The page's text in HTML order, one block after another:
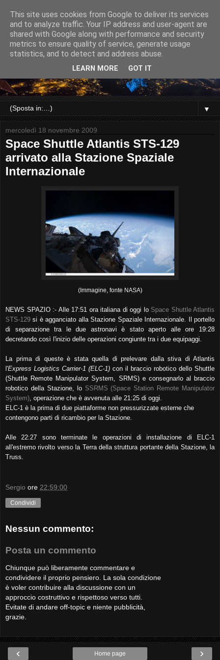
▼
mercoledì 18 novembre 2009
Space Shuttle Atlantis STS-129
arrivato alla Stazione Spaziale
Internazionale
(Immagine, fonte NASA)
NEWS SPAZIO :- Alle 17:51 ora italiana di oggi lo Space Shuttle Atlantis
STS-129 si è agganciato alla Stazione Spaziale Internazionale. Il portello
di separazione tra le due astronavi è stato aperto alle ore 19:28
decretando così l'inizio delle operazioni congiunte tra i due equipaggi.
La prima di queste è stata quella di prelevare dalla stiva di Atlantis
l'Express Logistics Carrier-1 (ELC-1) con il braccio robotico dello Shuttle
(Shuttle Remote Manipulator System, SRMS) e consegnarlo al braccio
robotico della Stazione, lo SSRMS (Space Station Remote Manipulator
System) , operazione che è avvenuta alle 21:25 di oggi.
ELC-1 è la prima di due piattaforme non pressurizzate esterne che
contengono parti di ricambio per la Stazione.
Alle 22:27 sono terminate le operazioni di installazione di ELC-1
all'estremo rivolto verso la Terra della struttura portante della Stazione, la
Truss.
Sergio ore 22:59:00
Condividi
Nessun commento:
Posta un commento
Chiunque può liberamente commentare e
condividere il proprio pensiero. La sola condizione
è voler contribuire alla discussione con un
approccio costruttivo e rispettoso verso tutti.
Evitate di andare off-topic e niente pubblicità,
grazie.
‹ ›
Home page
This site uses cookies from Google to deliver its services
and to analyze traffic. Your IP address and user-agent are
shared with Google along with performance and security
metrics to ensure quality of service, generate usage
statistics, and to detect and address abuse.
LEARN MORE GOT IT